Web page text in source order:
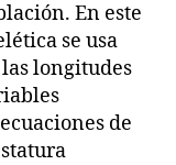
En este
se usa
longitudes
de